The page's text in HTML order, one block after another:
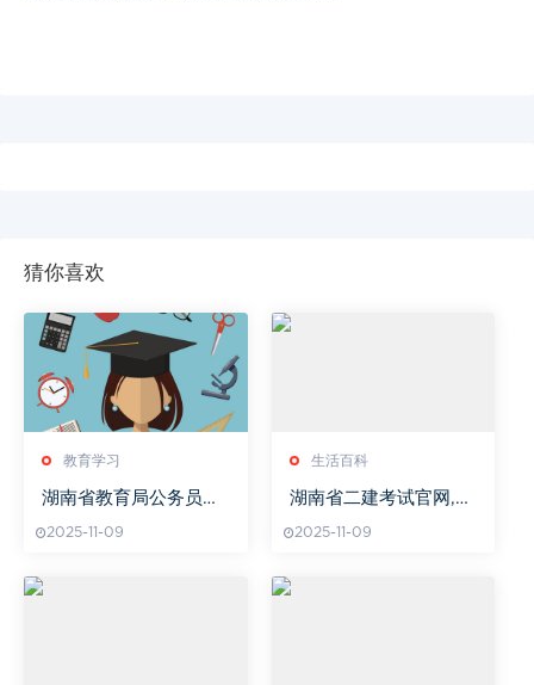
猜你喜欢
教育学习
湖南省教育局公务员招
2025-11-09
生活百科
湖南省二建考试官网,报
解析
2025-11-09